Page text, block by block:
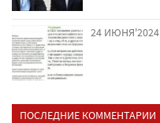
24 ИЮНЯ'2024
ПОСЛЕДНИЕ КОММЕНТАРИИ